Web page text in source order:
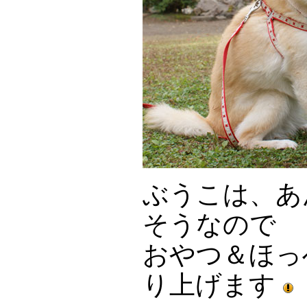
ぶうこは、
そうなので
おやつ＆ほ
り上げます